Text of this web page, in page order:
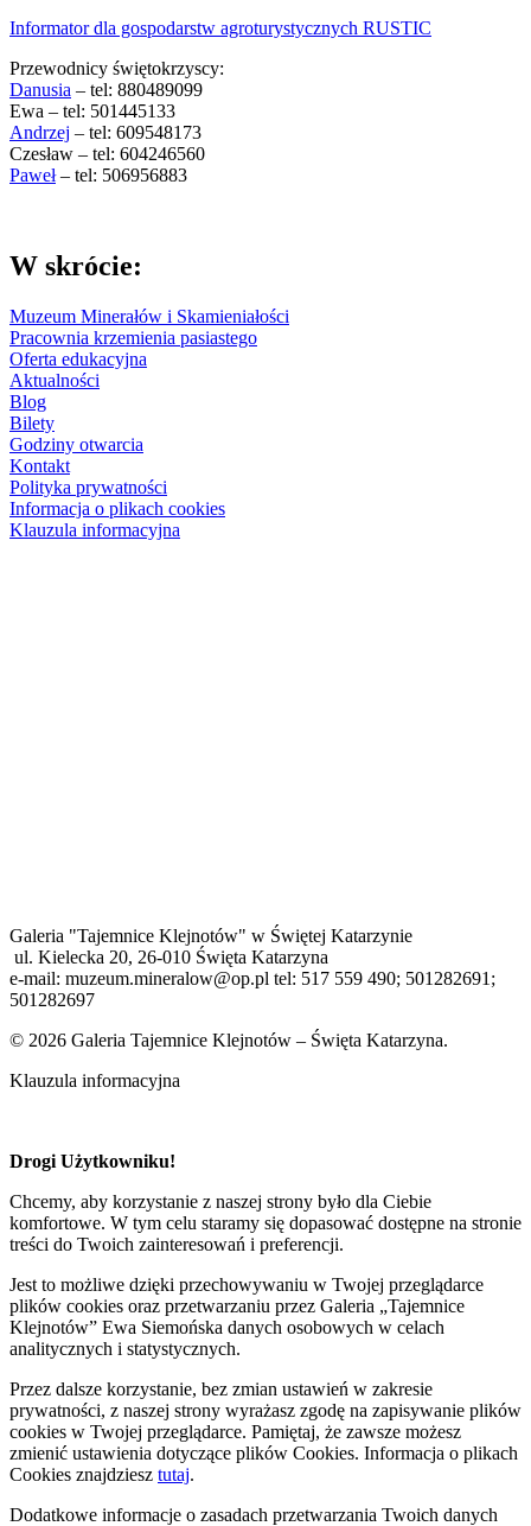
Informator dla gospodarstw agroturystycznych RUSTIC
Przewodnicy świętokrzyscy:
Danusia – tel: 880489099
Ewa – tel: 501445133
Andrzej – tel: 609548173
Czesław – tel: 604246560
Paweł– tel: 506956883
W skrócie:
Muzeum Minerałów i Skamieniałości
Pracownia krzemienia pasiastego
Oferta edukacyjna
Aktualności
Blog
Bilety
Godziny otwarcia
Kontakt
Polityka prywatności
Informacja o plikach cookies
Klauzula informacyjna
Galeria "Tajemnice Klejnotów" w Świętej Katarzynie
ul. Kielecka 20, 26-010 Święta Katarzyna
e-mail: muzeum.mineralow@op.pl tel: 517 559 490; 501282691;
501282697
© 2026 Galeria Tajemnice Klejnotów – Święta Katarzyna.
Klauzula informacyjna
Drogi Użytkowniku!
Chcemy, aby korzystanie z naszej strony było dla Ciebie
komfortowe. W tym celu staramy się dopasować dostępne na stronie
treści do Twoich zainteresowań i preferencji.
Jest to możliwe dzięki przechowywaniu w Twojej przeglądarce
plików cookies oraz przetwarzaniu przez Galeria „Tajemnice
Klejnotów” Ewa Siemońska danych osobowych w celach
analitycznych i statystycznych.
Przez dalsze korzystanie, bez zmian ustawień w zakresie
prywatności, z naszej strony wyrażasz zgodę na zapisywanie plików
cookies w Twojej przeglądarce. Pamiętaj, że zawsze możesz
zmienić ustawienia dotyczące plików Cookies. Informacja o plikach
Cookies znajdziesz tutaj.
Dodatkowe informacje o zasadach przetwarzania Twoich danych